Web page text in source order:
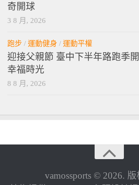
奇開球
3 8 月, 2026
跑步 / 運動健身 / 運動平權
迎接父親節 臺中下半年路跑季
幸福時光
8 8 月, 2026
vamossports © 2026. 版